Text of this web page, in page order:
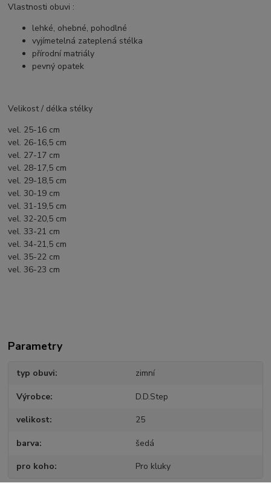
Vlastnosti obuvi :
lehké, ohebné, pohodlné
vyjímetelná zateplená stélka
přírodní matriály
pevný opatek
Velikost / délka stélky
vel. 25-16 cm
vel. 26-16,5 cm
vel. 27-17 cm
vel. 28-17,5 cm
vel. 29-18,5 cm
vel. 30-19 cm
vel. 31-19,5 cm
vel. 32-20,5 cm
vel. 33-21 cm
vel. 34-21,5 cm
vel. 35-22 cm
vel. 36-23 cm
Parametry
typ obuvi zimní
Výrobce D.D.Step
velikost 25
barva šedá
pro koho Pro kluky